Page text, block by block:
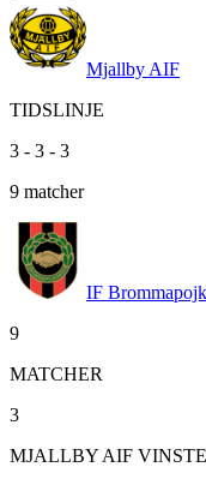
Mjallby AIF
TIDSLINJE
3 - 3 - 3
9 matcher
IF
9
MATCHER
3
MJALLBY AIF